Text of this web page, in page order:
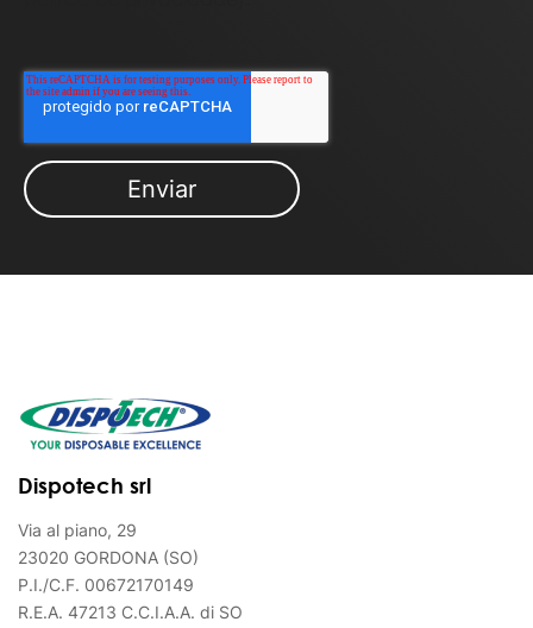
Dispotech srl
Via al piano, 29
23020 GORDONA (SO)
P.I./C.F. 00672170149
R.E.A. 47213 C.C.I.A.A. di SO